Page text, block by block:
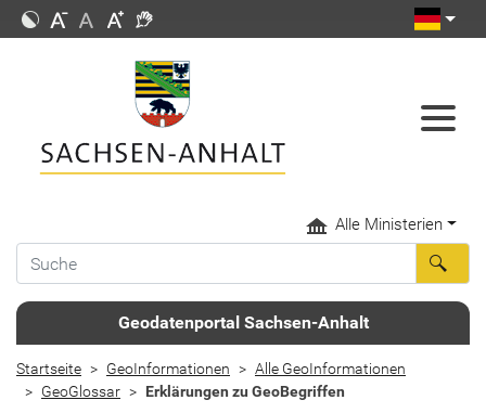
Alle Ministerien
Geodatenportal Sachsen-Anhalt
Startseite GeoInformationen
Alle GeoInformationen
GeoGlossar
Erklärungen zu GeoBegriffen